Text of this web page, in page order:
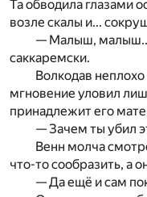
Таобводила глазами
возле скалы и...
— Малыш, малыш...
саккаремски.
Волкодав
мгновение уловил
принадлежит его
— Зачем ты убил
Венн молча
что-то сообразить, а
— Да ещё и сам